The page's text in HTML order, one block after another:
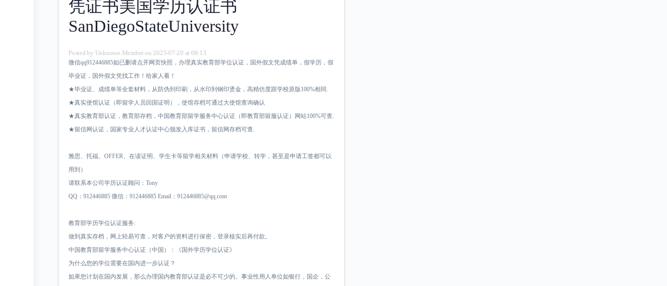
凭证书美国学历认证书
SanDiegoStateUniversity
Posted by Unknown Member on 2025-07-20 at 08:13
微信qq912446885如已删请点开网页快照，办理真实教育部学位认证，国外假文凭成绩单，假学历，假
毕业证，国外假文凭找工作！给家人看！
★毕业证、成绩单等全套材料，从防伪到印刷，从水印到钢印烫金，高精仿度跟学校原版100%相同.
★真实使馆认证（即留学人员回国证明），使馆存档可通过大使馆查询确认
★真实教育部认证，教育部存档，中国教育部留学服务中心认证（即教育部留服认证）网站100%可查.
★留信网认证，国家专业人才认证中心颁发入库证书，留信网存档可查.
雅思、托福、OFFER、在读证明、学生卡等留学相关材料（申请学校、转学，甚至是申请工签都可以
用到）
请联系本公司学历认证顾问：Tony
QQ：912446885 微信：912446885 Email：912446885@qq.com
教育部学历学位认证服务:
做到真实存档，网上轻易可查，对客户的资料进行保密，登录核实后再付款。
中国教育部留学服务中心认证（中国）：《国外学历学位认证》
为什么您的学位需要在国内进一步认证？
如果您计划在国内发展，那么办理国内教育部认证是必不可少的。事业性用人单位如银行，国企，公